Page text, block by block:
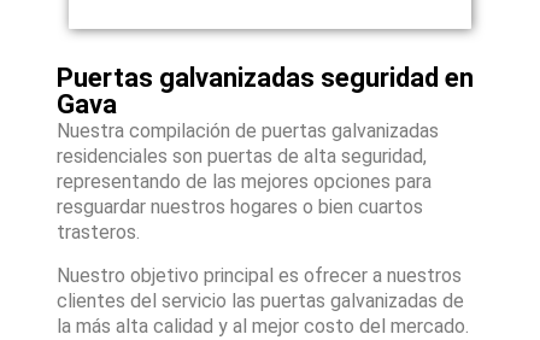
Puertas galvanizadas seguridad en
Gava
Nuestra compilación de puertas galvanizadas
residenciales son puertas de alta seguridad,
representando de las mejores opciones para
resguardar nuestros hogares o bien cuartos
trasteros.
Nuestro objetivo principal es ofrecer a nuestros
clientes del servicio las puertas galvanizadas de
la más alta calidad y al mejor costo del mercado.